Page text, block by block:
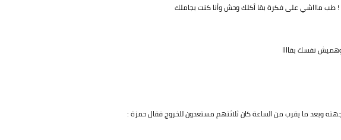
! طب ماااشي على فكرة بقا أكلك وحش وأنا كنت بجاملك
نفسك بقاااا
وبعد ما يقرب من الساعة كان ثلاثتهم مستعدون للخروج فقال حمزة :